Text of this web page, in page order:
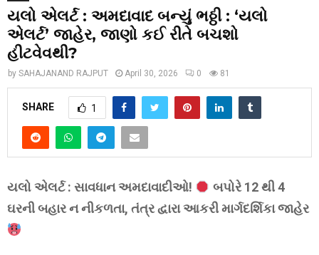
યલો એલર્ટ : અમદાવાદ બન્યું ભઠ્ઠી : ‘યલો
એલર્ટ’ જાહેર, જાણો કઈ રીતે બચશો
હીટવેવથી?
by SAHAJANAND RAJPUT April 30, 2026 0 81
SHARE 1
યલો એલર્ટ : સાવધાન અમદાવાદીઓ!
બપોરે 12 થી 4
ઘરની બહાર ન નીકળતા, તંત્ર દ્વારા આકરી માર્ગદર્શિકા જાહેર